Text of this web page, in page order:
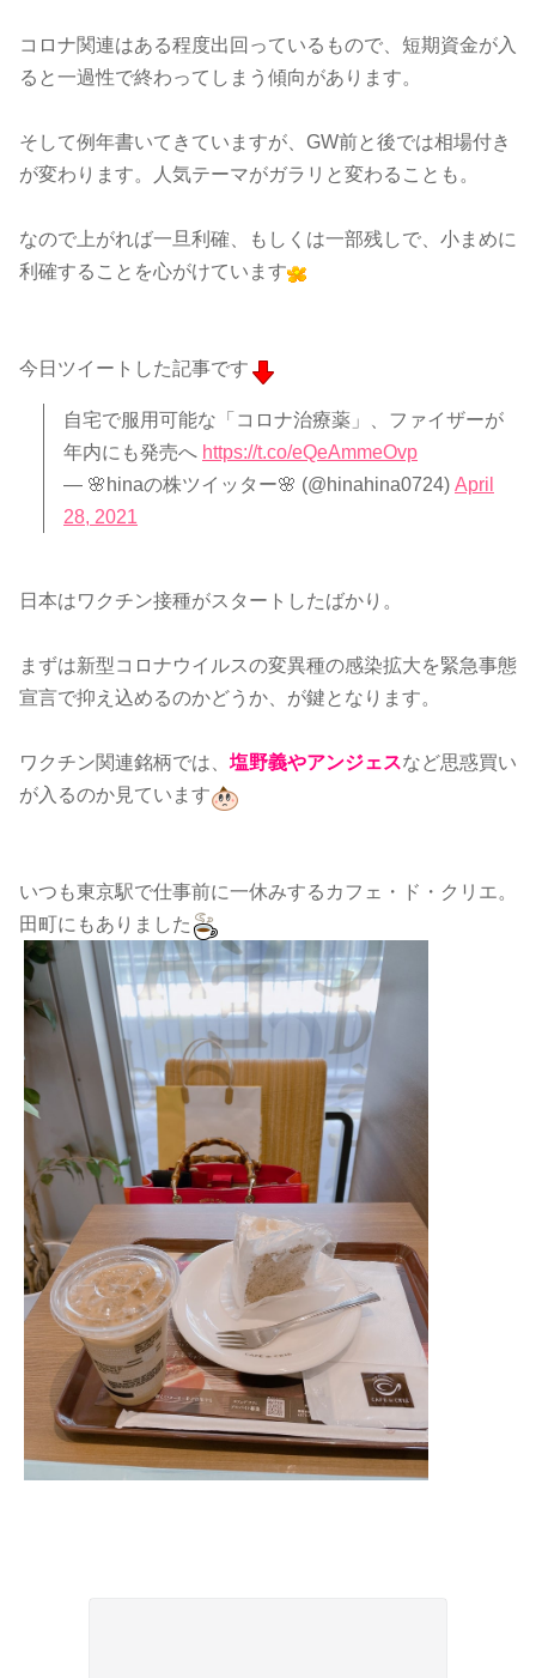
コロナ関連はある程度出回っているもので、短期資金が入
ると一過性で終わってしまう傾向があります。
そして例年書いてきていますが、GW前と後では相場付き
が変わります。人気テーマがガラリと変わることも。
なので上がれば一旦利確、もしくは一部残しで、小まめに
利確することを心がけています
今日ツイートした記事です
自宅で服用可能な「コロナ治療薬」、ファイザーが
年内にも発売へ https://t.co/eQeAmmeOvp
— 🌸hinaの株ツイッター🌸 (@hinahina0724) April
28, 2021
日本はワクチン接種がスタートしたばかり。
まずは新型コロナウイルスの変異種の感染拡大を緊急事態
宣言で抑え込めるのかどうか、が鍵となります。
ワクチン関連銘柄では、 塩野義やアンジェスなど思惑買い
が入るのか見ています
いつも東京駅で仕事前に一休みするカフェ・ド・クリエ。
田町にもありました